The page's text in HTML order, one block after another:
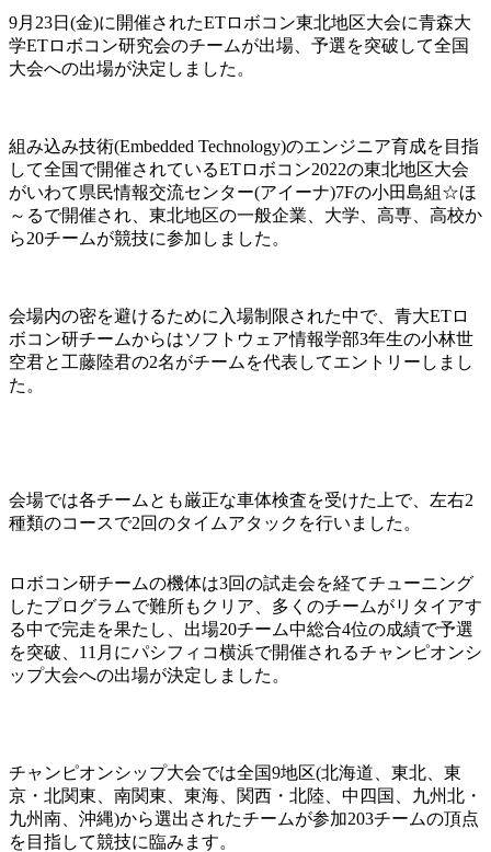
9月23日(金)に開催されたETロボコン東北地区大会に青森大
学ETロボコン研究会のチームが出場、予選を突破して全国
大会への出場が決定しました。
組み込み技術(Embedded Technology)のエンジニア育成を目指
して全国で開催されているETロボコン2022の東北地区大会
がいわて県民情報交流センター(アイーナ)7Fの小田島組☆ほ
～るで開催され、東北地区の一般企業、大学、高専、高校か
ら20チームが競技に参加しました。
会場内の密を避けるために入場制限された中で、青大ETロ
ボコン研チームからはソフトウェア情報学部3年生の小林世
空君と工藤陸君の2名がチームを代表してエントリーしまし
た。
会場では各チームとも厳正な車体検査を受けた上で、左右2
種類のコースで2回のタイムアタックを行いました。
ロボコン研チームの機体は3回の試走会を経てチューニング
したプログラムで難所もクリア、多くのチームがリタイアす
る中で完走を果たし、出場20チーム中総合4位の成績で予選
を突破、11月にパシフィコ横浜で開催されるチャンピオンシ
ップ大会への出場が決定しました。
チャンピオンシップ大会では全国9地区(北海道、東北、東
京・北関東、南関東、東海、関西・北陸、中四国、九州北・
九州南、沖縄)から選出されたチームが参加203チームの頂点
を目指して競技に臨みます。